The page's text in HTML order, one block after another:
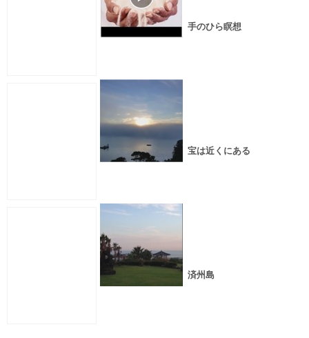
手のひら瞑想
宝は近くにある
済州島